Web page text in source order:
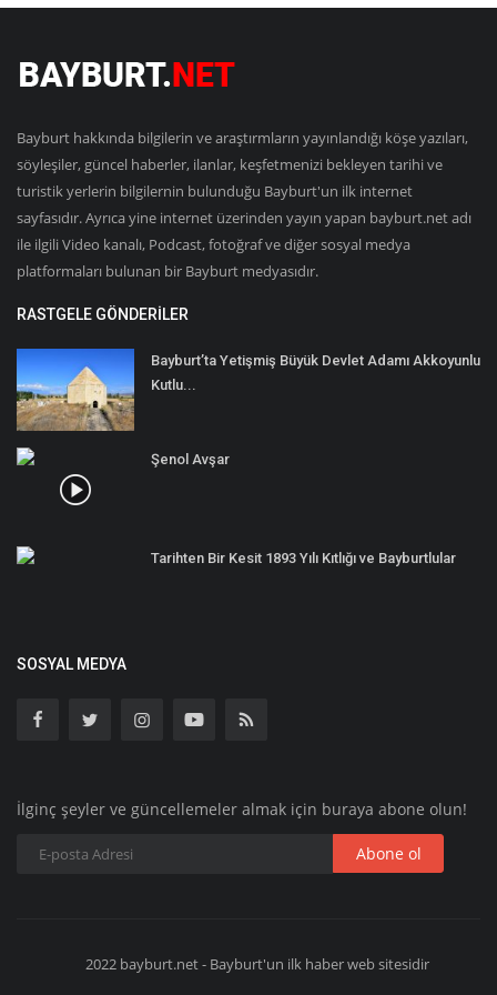
Bayburt hakkında bilgilerin ve araştırmların yayınlandığı köşe yazıları,
söyleşiler, güncel haberler, ilanlar, keşfetmenizi bekleyen tarihi ve
turistik yerlerin bilgilernin bulunduğu Bayburt'un ilk internet
sayfasıdır. Ayrıca yine internet üzerinden yayın yapan bayburt.net adı
ile ilgili Video kanalı, Podcast, fotoğraf ve diğer sosyal medya
platformaları bulunan bir Bayburt medyasıdır.
RASTGELE GÖNDERILER
Bayburt’ta Yetişmiş Büyük Devlet Adamı Akkoyunlu
Kutlu...
Şenol Avşar
Tarihten Bir Kesit 1893 Yılı Kıtlığı ve Bayburtlular
SOSYAL MEDYA
İlginç şeyler ve güncellemeler almak için buraya abone olun!
Abone ol
2022 bayburt.net - Bayburt'un ilk haber web sitesidir